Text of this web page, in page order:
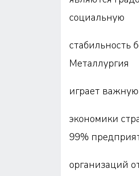
социальную
стабильность
Металлургия
играет
экономики
99%
организаций